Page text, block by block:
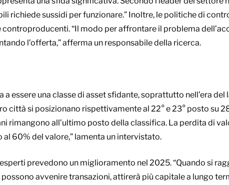
richiede sussidi per funzionare.” Inoltre, le politiche di
“Il modo per affrontare il problema
l’offerta,” afferma un responsabile della ricerca.
essere una classe di asset sfidante, soprattutto nell’era
città si posizionano rispettivamente al 22° e 23° posto su
rimangono all’ultimo posto della classifica. La perdita di
60% del valore,” lamenta un intervistato.
prevedono un miglioramento nel 2025. “Quando si
avvenire transazioni, attirerà più capitale a lungo